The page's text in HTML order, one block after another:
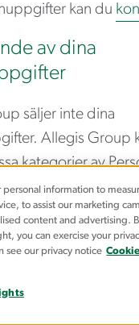
kan du
av dina
säljer inte dina
Allegis Group
kategorier av
under
och till
beskrivs nedan:
kunder
– Vi kan
kontaktuppgifter,
personal information to
to assist our marketing
content and advertising.
you can exercise your
see our privacy notice